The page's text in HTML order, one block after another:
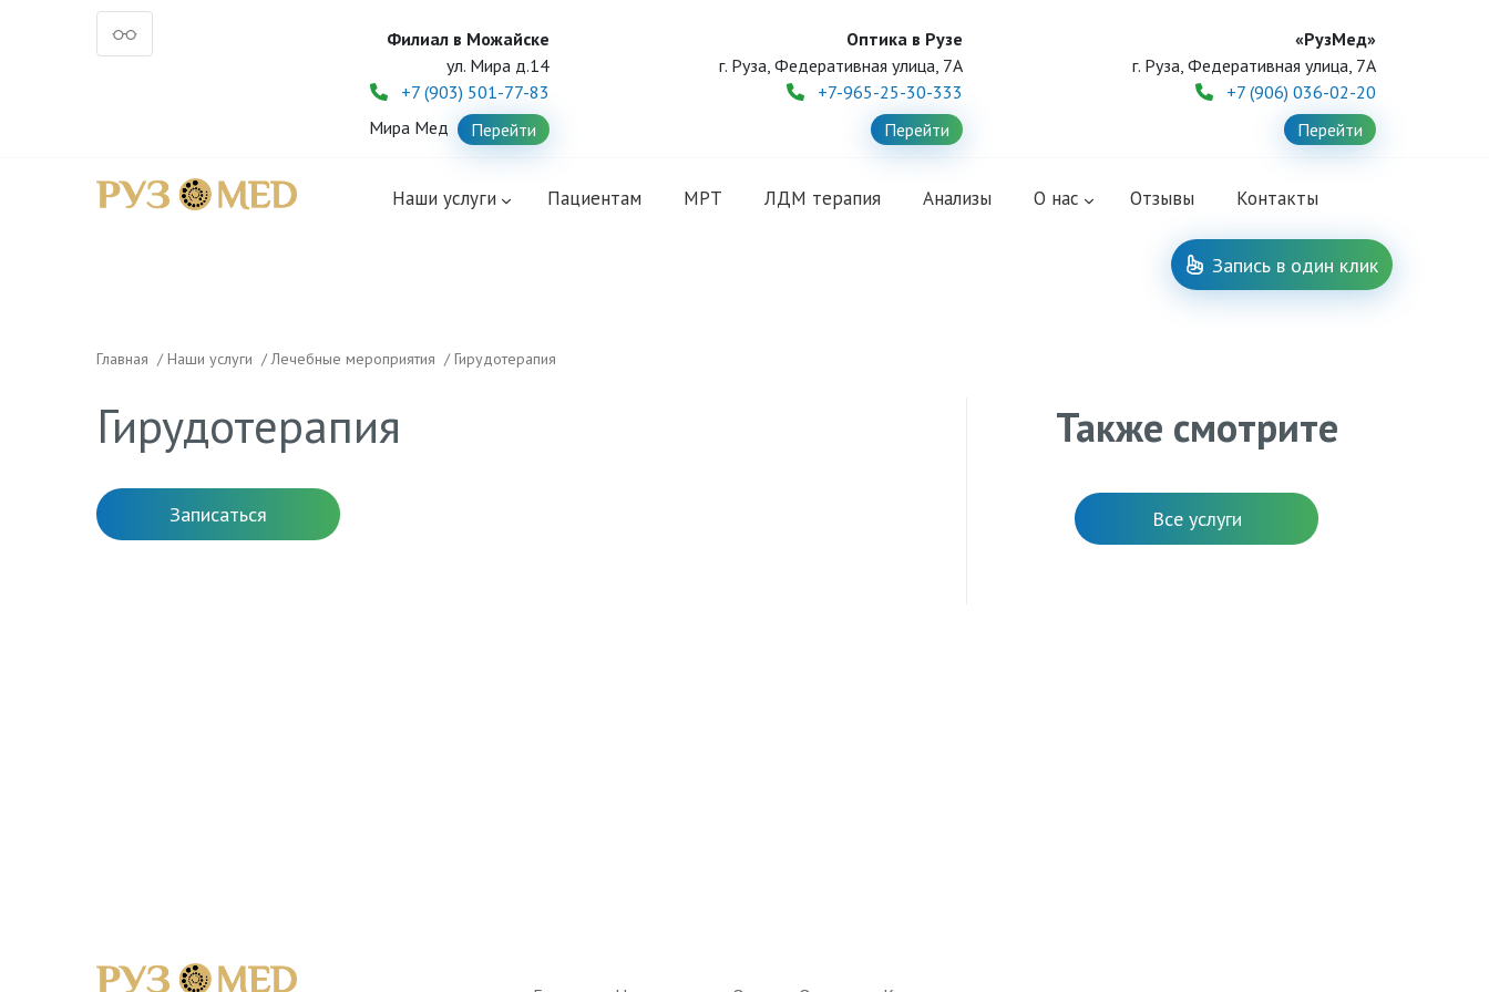
Филиал в Можайске
ул. Мира д.14
+7 (903) 501-77-83
Мира Мед
Перейти
Оптика в Рузе
г. Руза, Федеративная улица, 7А
+7-965-25-30-333
Перейти
«РузМед»
г. Руза, Федеративная улица, 7А
+7 (906) 036-02-20
Перейти
Наши услуги Пациентам МРТ ЛДМ терапия Анализы O нас Отзывы Контакты
Запись в один клик
Главная /Наши услуги /Лечебные мероприятия /Гирудотерапия
Гирудотерапия
Записаться
Также смотрите
Все услуги